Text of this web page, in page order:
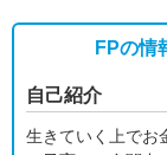
FPの情
自己紹介
生きていく上でお